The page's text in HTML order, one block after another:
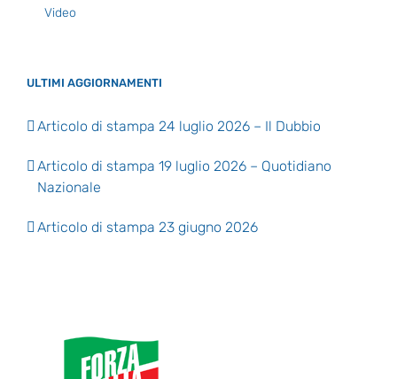
Video
ULTIMI AGGIORNAMENTI
Articolo di stampa 24 luglio 2026 – Il Dubbio
Articolo di stampa 19 luglio 2026 – Quotidiano
Nazionale
Articolo di stampa 23 giugno 2026